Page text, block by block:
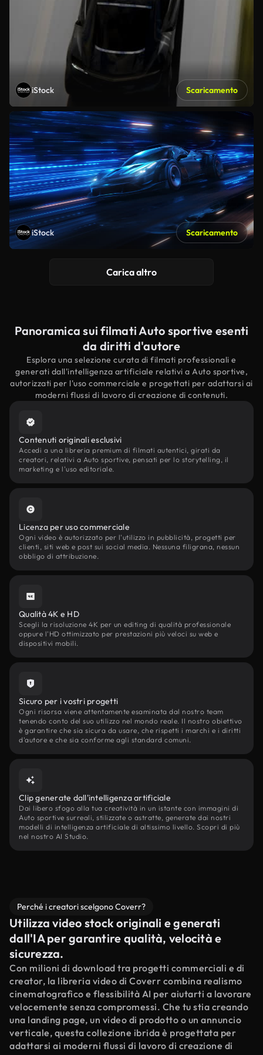
iStock Scaricamento
iStock Scaricamento
Carica altro
Panoramica sui filmati Auto sportive esenti
da diritti d'autore
Esplora una selezione curata di filmati professionali e
generati dall'intelligenza artificiale relativi a Auto sportive,
autorizzati per l'uso commerciale e progettati per adattarsi ai
moderni flussi di lavoro di creazione di contenuti.
Contenuti originali esclusivi
Accedi a una libreria premium di filmati autentici, girati da
creatori, relativi a Auto sportive, pensati per lo storytelling, il
marketing e l'uso editoriale.
Licenza per uso commerciale
Ogni video è autorizzato per l'utilizzo in pubblicità, progetti per
clienti, siti web e post sui social media. Nessuna filigrana, nessun
obbligo di attribuzione.
Qualità 4K e HD
Scegli la risoluzione 4K per un editing di qualità professionale
oppure l'HD ottimizzato per prestazioni più veloci su web e
dispositivi mobili.
Sicuro per i vostri progetti
Ogni risorsa viene attentamente esaminata dal nostro team
tenendo conto del suo utilizzo nel mondo reale. Il nostro obiettivo
è garantire che sia sicura da usare, che rispetti i marchi e i diritti
d'autore e che sia conforme agli standard comuni.
Clip generate dall'intelligenza artificiale
Dai libero sfogo alla tua creatività in un istante con immagini di
Auto sportive surreali, stilizzate o astratte, generate dai nostri
modelli di intelligenza artificiale di altissimo livello. Scopri di più
nel nostro AI Studio.
Perché i creatori scelgono Coverr?
Utilizza video stock originali e generati
dall'IA per garantire qualità, velocità e
sicurezza.
Con milioni di download tra progetti commerciali e di
creator, la libreria video di Coverr combina realismo
cinematografico e flessibilità AI per aiutarti a lavorare
velocemente senza compromessi. Che tu stia creando
una landing page, un video di prodotto o un annuncio
verticale, questa collezione ibrida è progettata per
adattarsi ai moderni flussi di lavoro di creazione di